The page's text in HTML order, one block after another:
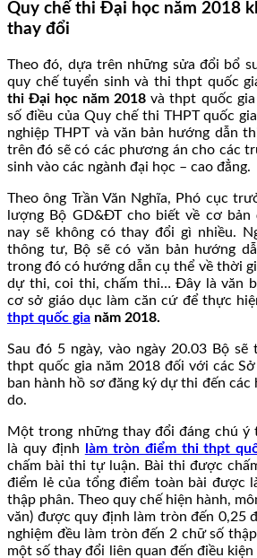
Quy chế thi Đại học năm 2018
thay đổi
Theo đó, dựa trên những sửa đổi bổ
quy chế tuyển sinh và thi thpt quốc
thi Đại học năm 2018 và thpt quốc
số điều của Quy chế thi THPT quốc
nghiệp THPT và văn bản hướng dẫn
trên đó sẽ có các phương án cho các
sinh vào các ngành đại học – cao đẳng.
Theo ông Trần Văn Nghĩa, Phó cục
lượng Bộ GD&ĐT cho biết về cơ bản
nay sẽ không có thay đổi gì nhiều.
thông tư, Bộ sẽ có văn bản hướng
trong đó có hướng dẫn cụ thể về thời
dự thi, coi thi, chấm thi… Đây là văn
cơ sở giáo dục làm căn cứ để thực
thpt quốc gia năm 2018.
Sau đó 5 ngày, vào ngày 20.03 Bộ
thpt quốc gia năm 2018 đối với các
ban hành hồ sơ đăng ký dự thi đến
do.
Một trong những thay đổi đáng chú ý
là quy định
làm tròn điểm thi thpt
chấm bài thi tự luận. Bài thi được
điểm lẻ của tổng điểm toàn bài được
thập phân. Theo quy chế hiện hành,
văn) được quy định làm tròn đến 0,25
nghiệm đều làm tròn đến 2 chữ số
một số thay đổi liên quan đến điều